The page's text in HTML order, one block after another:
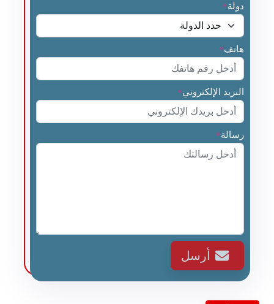
دولة*
هاتف*
البريد الإلكتروني*
رسالة*
أرسل